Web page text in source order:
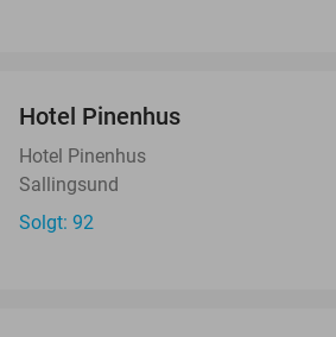
Hotel Pinenhus
Hotel Pinenhus
Sallingsund
Solgt: 92